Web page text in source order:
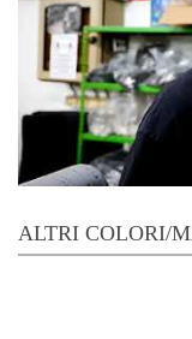
ALTRI COLORI/